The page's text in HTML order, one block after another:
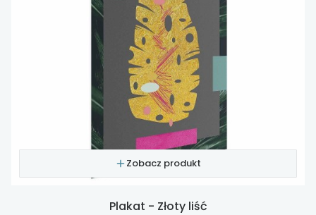
Zobacz produkt
Plakat - Złoty liść